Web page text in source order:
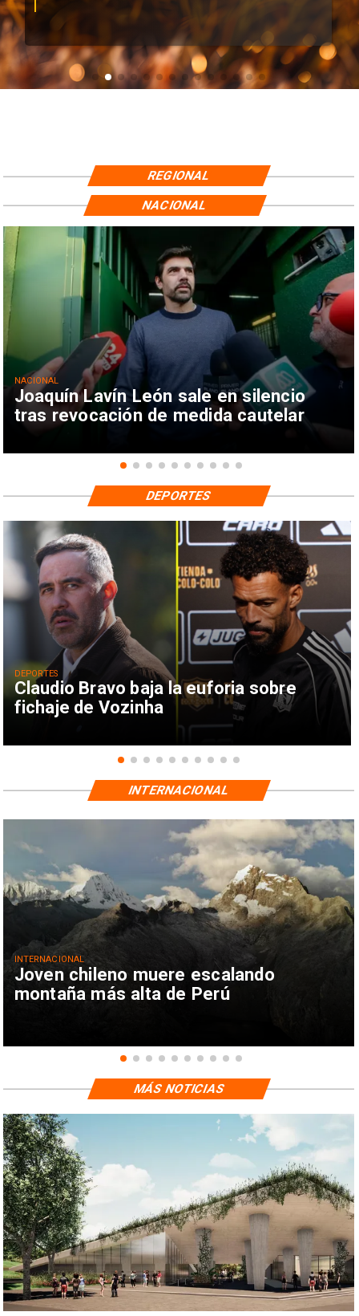
REGIONAL
Joaquín Lavín León sale en silencio
tras revocación de medida cautelar
NACIONAL
NACIONAL
Claudio Bravo baja la euforia sobre
fichaje de Vozinha
DEPORTES
DEPORTES
Joven chileno muere escalando
montaña más alta de Perú
INTERNACIONAL
INTERNACIONAL
MÁS NOTICIAS